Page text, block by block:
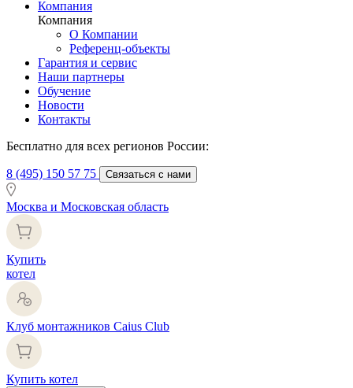
Компания
Компания
О Компании
Референц-объекты
Гарантия и сервис
Наши партнеры
Обучение
Новости
Контакты
Бесплатно для всех регионов России:
8 (495) 150 57 75 Связаться с нами
Москва и Московская область
Купить
котел
Клуб монтажников Caius Club
Купить котел